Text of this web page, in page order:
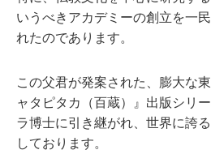
いうべきアカデミーの創立を一
れたのであります。
この父君が発案された、膨大な
ャタピタカ（百蔵）』出版シリ
ラ博士に引き継がれ、世界に誇
しております。